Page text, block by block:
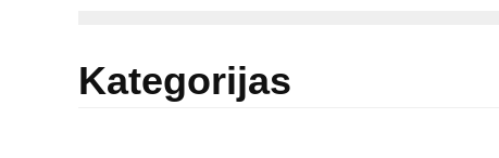
Kategorijas